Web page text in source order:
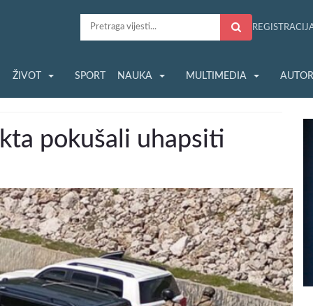
ŽIVOT SPORT NAUKA MULTIMEDIA
pokušali uhapsiti